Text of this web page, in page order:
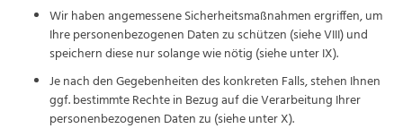
Wir haben angemessene Sicherheitsmaßnahmen ergriffen, um
Ihre personenbezogenen Daten zu schützen (siehe VIII) und
speichern diese nur solange wie nötig (siehe unter IX).
Je nach den Gegebenheiten des konkreten Falls, stehen Ihnen
ggf. bestimmte Rechte in Bezug auf die Verarbeitung Ihrer
personenbezogenen Daten zu (siehe unter X).